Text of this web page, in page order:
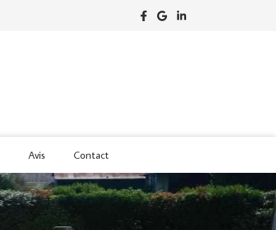
Avis Contact